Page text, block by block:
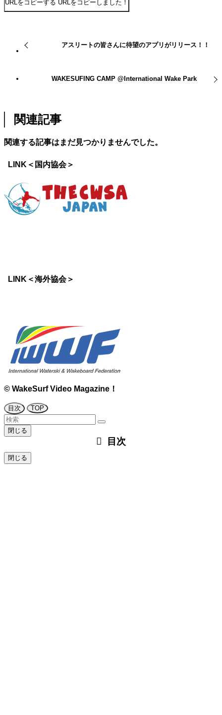
URLをコピーする URLをコピーしました！
アスリートの皆さんに待望のアプリがリリース！！
WAKESUFING CAMP @International Wake Park
関連記事
関連する記事はまだ見つかりませんでした。
LINK＜国内協会＞
LINK＜海外協会＞
© WakeSurf Video Magazine！
目次 TOP
閉じる
目次
閉じる